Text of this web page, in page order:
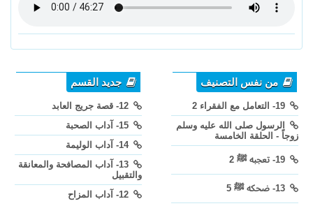
من نفس التصنيف
الرسول صلى الله عليه وسلم
زوجاً - الحلقة الخامسة
جديد القسم
14- آداب الوليمة
13- آداب المصافحة والمعانقة
والتقبيل